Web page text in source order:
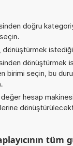
doğru
dönüştürmek
dönüştürmek
birimi seçin, bu
hesap
tüm